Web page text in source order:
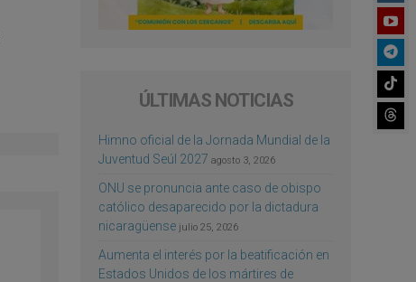
ÚLTIMAS NOTICIAS
Himno oficial de la Jornada Mundial de la
Juventud Seúl 2027 agosto 3, 2026
ONU se pronuncia ante caso de obispo
católico desaparecido por la dictadura
nicaragüense julio 25, 2026
Aumenta el interés por la beatificación en
Estados Unidos de los mártires de